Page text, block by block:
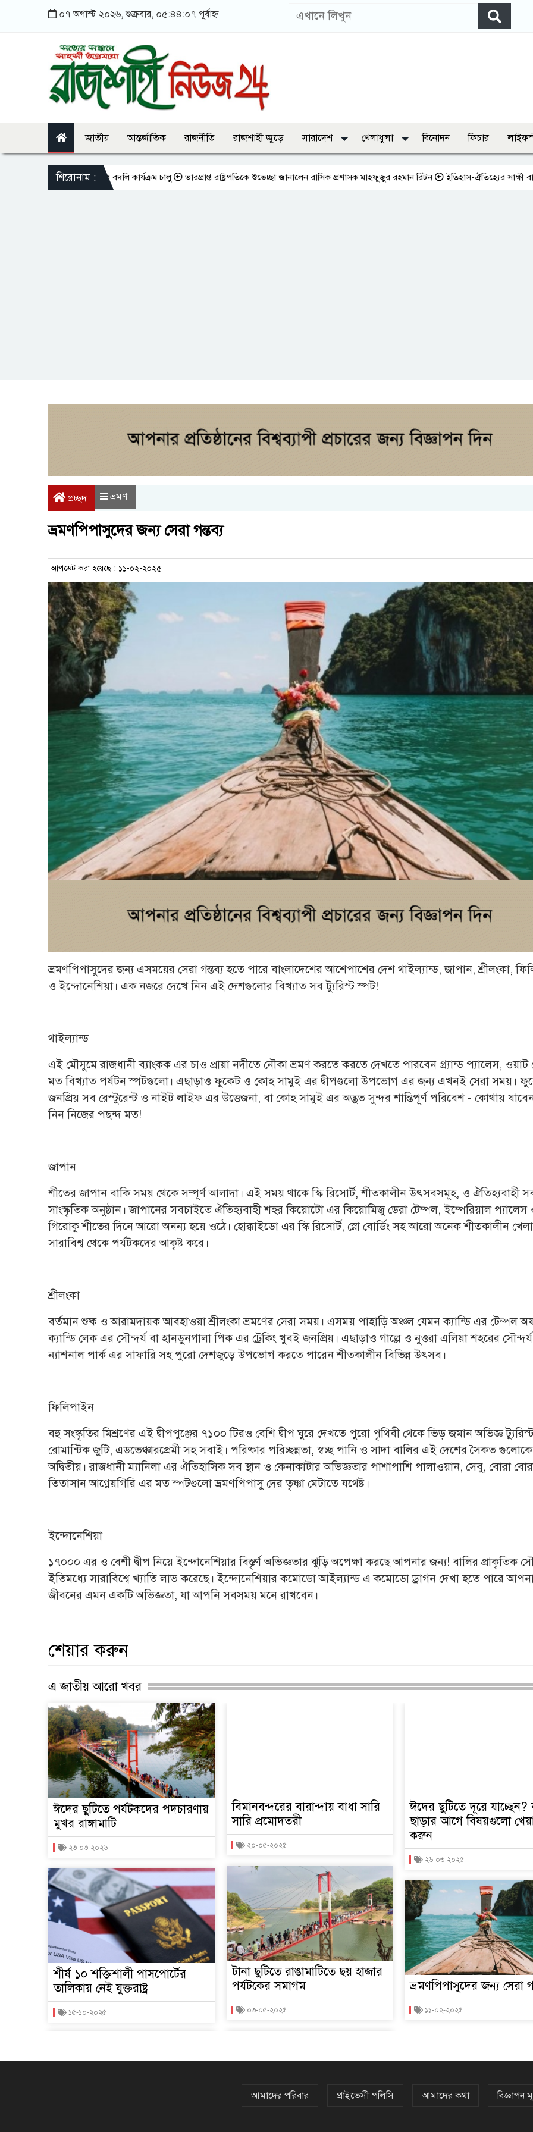
০৭ অগাস্ট ২০২৬, শুক্রবার, ০৫:৪৪:০৭ পূর্বাহ্ন
জাতীয় আন্তর্জাতিক রাজনীতি রাজশাহী জুড়ে সারাদেশ খেলাধুলা বিনোদন ফিচার
শিরোনাম :
শিক্ষকদের বদলি কার্যক্রম চালু ভারপ্রাপ্ত রাষ্ট্রপতিকে শুভেচ্ছা জানালেন রাসিক প্রশাসক মাহফুজুর রহমান রিটন ইতিহাস-ঐতিহ্যের সাক্ষী বাঘা শাহী
প্রচ্ছদ ভ্রমণ
ভ্রমণপিপাসুদের জন্য সেরা গন্তব্য
আপডেট করা হয়েছে : ১১-০২-২০২৫
ভ্রমণপিপাসুদের জন্য এসময়ের সেরা গন্তব্য হতে পারে বাংলাদেশের আশেপাশের দেশ থাইল্যান্ড, জাপান, শ্রীলংকা,
ও ইন্দোনেশিয়া। এক নজরে দেখে নিন এই দেশগুলোর বিখ্যাত সব ট্যুরিস্ট স্পট!
থাইল্যান্ড
এই মৌসুমে রাজধানী ব্যাংকক এর চাও প্রায়া নদীতে নৌকা ভ্রমণ করতে করতে দেখতে পারবেন গ্র্যান্ড প্যালেস,
মত বিখ্যাত পর্যটন স্পটগুলো। এছাড়াও ফুকেট ও কোহ সামুই এর দ্বীপগুলো উপভোগ এর জন্য এখনই সেরা সময়।
জনপ্রিয় সব রেস্টুরেন্ট ও নাইট লাইফ এর উত্তেজনা, বা কোহ সামুই এর অদ্ভুত সুন্দর শান্তিপূর্ণ পরিবেশ - কোথায়
নিন নিজের পছন্দ মত!
জাপান
শীতের জাপান বাকি সময় থেকে সম্পূর্ণ আলাদা। এই সময় থাকে স্কি রিসোর্ট, শীতকালীন উৎসবসমূহ, ও ঐতিহ্যবাহী
সাংস্কৃতিক অনুষ্ঠান। জাপানের সবচাইতে ঐতিহ্যবাহী শহর কিয়োটো এর কিয়োমিজু ডেরা টেম্পল, ইম্পেরিয়াল প্যালেস
গিরোকু শীতের দিনে আরো অনন্য হয়ে ওঠে। হোক্কাইডো এর স্কি রিসোর্ট, স্নো বোর্ডিং সহ আরো অনেক শীতকালীন
সারাবিশ্ব থেকে পর্যটকদের আকৃষ্ট করে।
শ্রীলংকা
বর্তমান শুষ্ক ও আরামদায়ক আবহাওয়া শ্রীলংকা ভ্রমণের সেরা সময়। এসময় পাহাড়ি অঞ্চল যেমন ক্যান্ডি এর টেম্পল অফ
ক্যান্ডি লেক এর সৌন্দর্য বা হানডুনগালা পিক এর ট্রেকিং খুবই জনপ্রিয়। এছাড়াও গাল্লে ও নুওরা এলিয়া শহরের
ন্যাশনাল পার্ক এর সাফারি সহ পুরো দেশজুড়ে উপভোগ করতে পারেন শীতকালীন বিভিন্ন উৎসব।
ফিলিপাইন
বহু সংস্কৃতির মিশ্রণের এই দ্বীপপুঞ্জের ৭১০০ টিরও বেশি দ্বীপ ঘুরে দেখতে পুরো পৃথিবী থেকে ভিড় জমান অভিজ্ঞ
রোমান্টিক জুটি, এডভেঞ্চারপ্রেমী সহ সবাই। পরিষ্কার পরিচ্ছন্নতা, স্বচ্ছ পানি ও সাদা বালির এই দেশের সৈকত
অদ্বিতীয়। রাজধানী ম্যানিলা এর ঐতিহাসিক সব স্থান ও কেনাকাটার অভিজ্ঞতার পাশাপাশি পালাওয়ান, সেবু, বোরা
তিতাসান আগ্নেয়গিরি এর মত স্পটগুলো ভ্রমণপিপাসু দের তৃষ্ণা মেটাতে যথেষ্ট।
ইন্দোনেশিয়া
১৭০০০ এর ও বেশী দ্বীপ নিয়ে ইন্দোনেশিয়ার বিস্তৃর্ণ অভিজ্ঞতার ঝুড়ি অপেক্ষা করছে আপনার জন্য! বালির প্রাকৃতিক
ইতিমধ্যে সারাবিশ্বে খ্যাতি লাভ করেছে। ইন্দোনেশিয়ার কমোডো আইল্যান্ড এ কমোডো ড্রাগন দেখা হতে পারে
জীবনের এমন একটি অভিজ্ঞতা, যা আপনি সবসময় মনে রাখবেন।
শেয়ার করুন
এ জাতীয় আরো খবর
ঈদের ছুটিতে পর্যটকদের পদচারণায়
মুখর রাঙ্গামাটি
২৩-০৩-২০২৬
শীর্ষ ১০ শক্তিশালী পাসপোর্টের
তালিকায় নেই যুক্তরাষ্ট্র
১৫-১০-২০২৫
বিমানবন্দরের বারান্দায় বাধা সারি
সারি প্রমোদতরী
২০-০৫-২০২৫
টানা ছুটিতে রাঙামাটিতে ছয় হাজার
পর্যটকের সমাগম
০৩-০৫-২০২৫
ঈদের ছুটিতে দূরে যাচ্ছেন?
ছাড়ার আগে বিষয়গুলো
করুন
২৬-০৩-২০২৫
ভ্রমণপিপাসুদের জন্য সেরা
১১-০২-২০২৫
আমাদের পরিবার প্রাইভেসী পলিসি আমাদের কথা বিজ্ঞাপন